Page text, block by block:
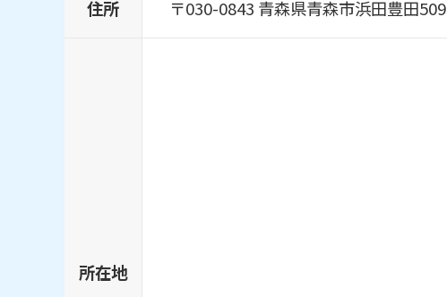
住所 〒030-0843 青森県青森市浜田豊田509
所在地